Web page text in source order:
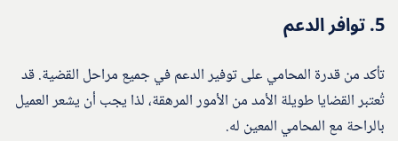
5. توافر الدعم
تأكد من قدرة المحامي على توفير الدعم في جميع مراحل القضية. قد
تُعتبر القضايا طويلة الأمد من الأمور المرهقة، لذا يجب أن يشعر العميل
بالراحة مع المحامي المعين له.